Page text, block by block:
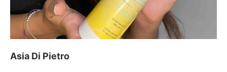
Asia Di Pietro